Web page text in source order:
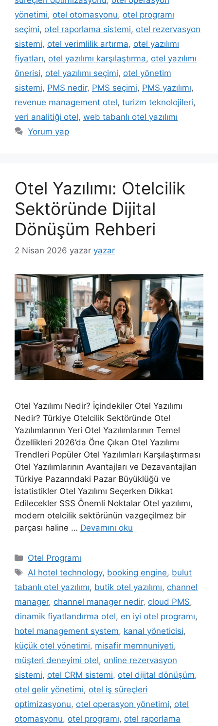
yönetimi, otel otomasyonu, otel programı
seçimi, otel raporlama sistemi, otel rezervasyon
sistemi, otel verimlilik artırma, otel yazılımı
fiyatları, otel yazılımı karşılaştırma, otel yazılımı
önerisi, otel yazılımı seçimi, otel yönetim
sistemi, PMS nedir, PMS seçimi, PMS yazılımı,
revenue management otel, turizm teknolojileri,
veri analitiği otel, web tabanlı otel yazılımı
Yorum yap
Otel Yazılımı: Otelcilik
Sektöründe Dijital
Dönüşüm Rehberi
2 Nisan 2026 yazar yazar
Otel Yazılımı Nedir? İçindekiler Otel Yazılımı
Nedir? Türkiye Otelcilik Sektöründe Otel
Yazılımlarının Yeri Otel Yazılımlarının Temel
Özellikleri 2026’da Öne Çıkan Otel Yazılımı
Trendleri Popüler Otel Yazılımları Karşılaştırması
Otel Yazılımlarının Avantajları ve Dezavantajları
Türkiye Pazarındaki Pazar Büyüklüğü ve
İstatistikler Otel Yazılımı Seçerken Dikkat
Edilecekler SSS Önemli Noktalar Otel yazılımı,
modern otelcilik sektörünün vazgeçilmez bir
parçası haline … Devamını oku
Kategoriler
Otel Programı
Etiketler
AI hotel technology, booking engine, bulut
tabanlı otel yazılımı, butik otel yazılımı, channel
manager, channel manager nedir, cloud PMS,
dinamik fiyatlandırma otel, en iyi otel programı,
hotel management system, kanal yöneticisi,
küçük otel yönetimi, misafir memnuniyeti,
müşteri deneyimi otel, online rezervasyon
sistemi, otel CRM sistemi, otel dijital dönüşüm,
otel gelir yönetimi, otel iş süreçleri
optimizasyonu, otel operasyon yönetimi, otel
otomasyonu, otel programı, otel raporlama